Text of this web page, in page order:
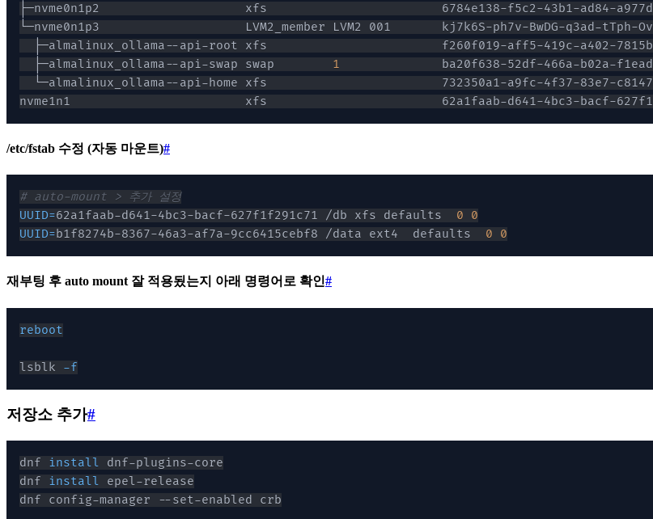
├─nvme0n1p2                    xfs                        6784e138-f5c2-43b1-ad84-
├─almalinux_ollama--api-root xfs                        f260f019-aff5-419c-a402-
  ├─almalinux_ollama--api-swap swap
1
ba20f638-52df-
└─almalinux_ollama--api-home xfs                        732350a1-a9fc-4f37-83e7-
nvme1n1                        xfs                        62a1faab-d641-4bc3-bacf-
/etc/fstab 수정 (자동 마운트)#
# auto-mount > 추가 설정
UUID= 0
0
UUID= 0 0
재부팅 후 auto mount 잘 적용됬는지 아래 명령어로 확인#
reboot
lsblk -f
저장소 추가#
dnf install
dnf install
dnf config-manager --set-enabled crb